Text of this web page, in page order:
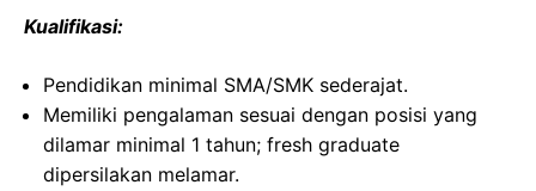
Kualifikasi:
Pendidikan minimal SMA/SMK sederajat.
Memiliki pengalaman sesuai dengan posisi yang
dilamar minimal 1 tahun; fresh graduate
dipersilakan melamar.